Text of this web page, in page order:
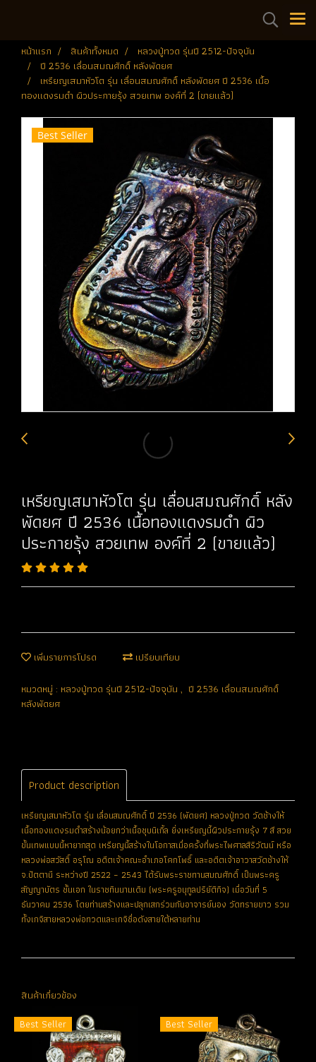
หน้าแรก สินค้าทั้งหมด
หลวงปู่ทวด รุ่นปี 2512-ปัจจุบัน
ปี 2536 เลื่อนสมณศักดิ์ หลังพัดยศ
เหรียญเสมาหัวโต รุ่น เลื่อนสมณศักดิ์ หลังพัดยศ ปี 2536 เนื้อ
ทองแดงรมดำ ผิวประกายรุ้ง สวยเทพ องค์ที่ 2 (ขายแล้ว)
Best Seller
เหรียญเสมาหัวโต รุ่น เลื่อนสมณศักดิ์ หลัง
พัดยศ ปี 2536 เนื้อทองแดงรมดำ ผิว
ประกายรุ้ง สวยเทพ องค์ที่ 2 (ขายแล้ว)
เพิ่มรายการโปรด เปรียบเทียบ
หมวดหมู่ : หลวงปู่ทวด รุ่นปี 2512-ปัจจุบัน , ปี 2536 เลื่อนสมณศักดิ์
หลังพัดยศ
Product description
เหรียญเสมาหัวโต รุ่น เลื่อนสมณศักดิ์ ปี 2536 (พัดยศ) หลวงปู่ทวด วัดช้างให้
เนื้อทองแดงรมดำสร้างน้อยกว่าเนื้อชุบนิเกิ้ล ยิ่งเหรียญนี้ผิวประกายรุ้ง 7 สี สวย
ขั้นเทพแบบนี้หายากสุด เหรียญนี้สร้างในโอกาสเมื่อครั้งที่พระไพศาลสิริวัฒน์ หรือ
หลวงพ่อสวัสดิ์ อรุโณ อดีตเจ้าคณะอำเภอโคกโพธิ์ และอดีตเจ้าอาวาสวัดช้างให้
จ.ปัตตานี ระหว่างปี 2522 – 2543 ได้รับพระราชทานสมณศักดิ์ เป็นพระครู
สัญญาบัตร ชั้นเอก ในราชทินนามเดิม (พระครูอนุกูลปริยัติกิจ) เมื่อวันที่ 5
ธันวาคม 2536 โดยท่านสร้างและปลุกเสกร่วมกับอาจารย์นอง วัดทรายขาว รวม
ทั้งเกจิสายหลวงพ่อทวดและเกจิชื่อดังสายใต้หลายท่าน
สินค้าเกี่ยวข้อง
Best Seller
Best Seller